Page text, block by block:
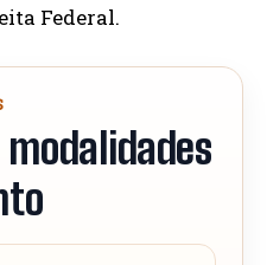
Federal.